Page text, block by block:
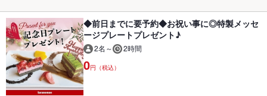
◆前日までに要予約◆お祝い事に◎特製メッセ
ージプレートプレゼント♪
2名～ 2時間
0円（税込）